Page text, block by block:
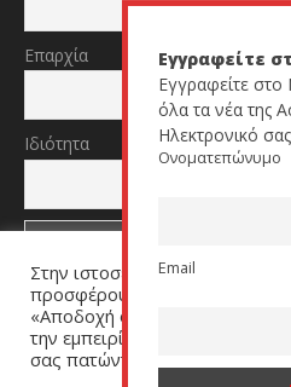
Επαρχία
Ιδιότητα
TikTok
YouTube
All Rights Reserved by
Στην ιστοσελίδα μας
προσφέρουμε μία
«Αποδοχή όλων» για να μας
την εμπειρία σας. Μπορείτε να
σας πατώντας στον σύνδεσμο
Εγγραφείτε
Εγγραφείτε στο
όλα τα νέα της
Ηλεκτρονικό
Ονοματεπώνυμο
Email